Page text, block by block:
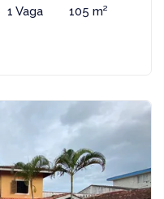
1 Vaga 105 m²